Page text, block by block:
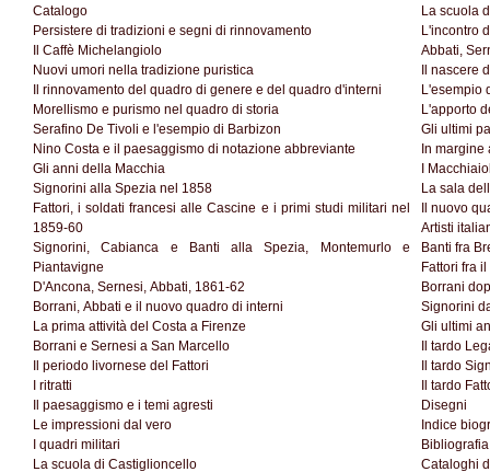
Catalogo
Persistere di tradizioni e segni di rinnovamento
Il Caffè Michelangiolo
Nuovi umori nella tradizione puristica
Il rinnovamento del quadro di genere e del quadro d'interni
Morellismo e purismo nel quadro di storia
Serafino De Tivoli e l'esempio di Barbizon
Nino Costa e il paesaggismo di notazione abbreviante
Gli anni della Macchia
Signorini alla Spezia nel 1858
Fattori, i soldati francesi alle Cascine e i primi studi militari nel
1859-60
Signorini, Cabianca e Banti alla Spezia, Montemurlo e
Piantavigne
D'Ancona, Sernesi, Abbati, 1861-62
Borrani, Abbati e il nuovo quadro di interni
La prima attività del Costa a Firenze
Borrani e Sernesi a San Marcello
Il periodo livornese del Fattori
I ritratti
Il paesaggismo e i temi agresti
Le impressioni dal vero
I quadri militari
La scuola di Castiglioncello
La scuola
L'incontro
Abbati,
Il nascere
L'esempio
L'apporto
Gli ultimi
In
I
La sala
Il nuovo
Artisti
Banti fra
Fattori fra
Borrani
Signorini
Gli ultimi
Il tardo
Il tardo
Il tardo
Disegni
Indice
Cataloghi